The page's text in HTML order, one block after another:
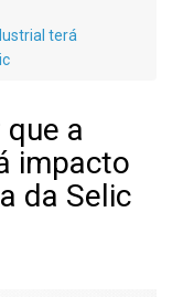
terá
a
impacto
da Selic